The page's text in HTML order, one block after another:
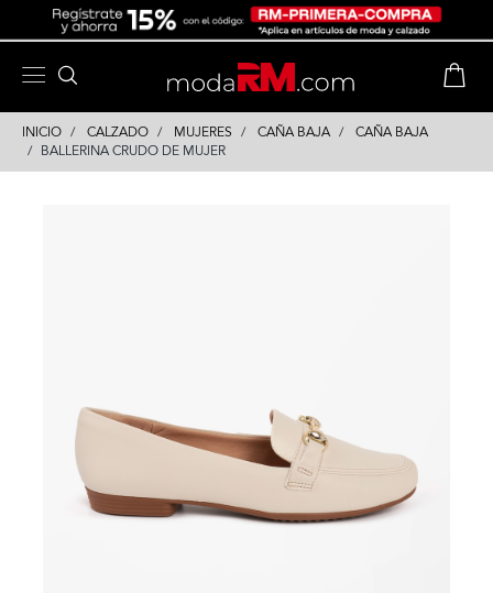
INICIO CALZADO MUJERES CAÑA BAJA
CAÑA BAJA
BALLERINA CRUDO DE MUJER